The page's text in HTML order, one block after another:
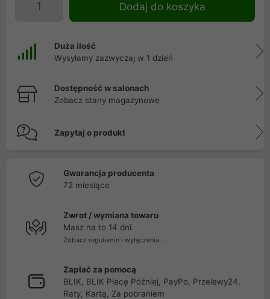
Dodaj do koszyka
Duża ilość
Wysyłamy zazwyczaj w 1 dzień
Dostępność w salonach
Zobacz stany magazynowe
Zapytaj o produkt
Gwarancja producenta
72 miesiące
Zwrot / wymiana towaru
Masz na to 14 dni.
Zobacz regulamin i wyłączenia...
Zapłać za pomocą
BLIK, BLIK Płacę Później, PayPo, Przelewy24,
Raty, Kartą, Za pobraniem